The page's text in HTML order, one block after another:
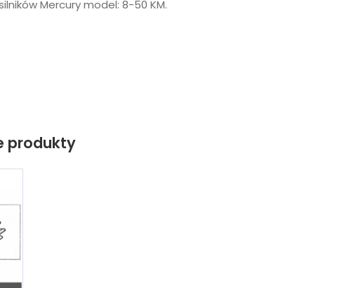
Mercury model: 8-50 KM.
produkty